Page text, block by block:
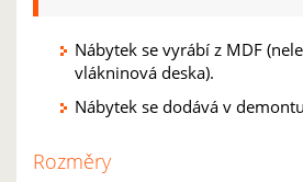
Nábytek se vyrábí z MDF
vlákninová deska).
Nábytek se dodává v
Rozměry